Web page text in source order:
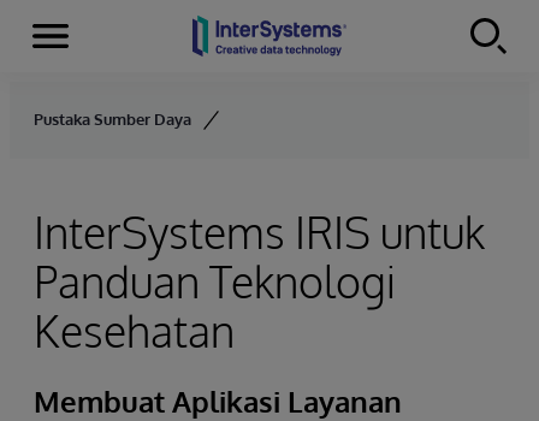
Skip to content
Menu
Pustaka Sumber Daya
InterSystems IRIS untuk
Panduan Teknologi
Kesehatan
Membuat Aplikasi Layanan